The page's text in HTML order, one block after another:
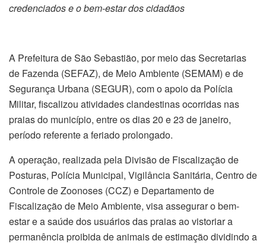
credenciados e o bem-estar dos cidadãos
A Prefeitura de São Sebastião, por meio das Secretarias
de Fazenda (SEFAZ), de Meio Ambiente (SEMAM) e de
Segurança Urbana (SEGUR), com o apoio da Polícia
Militar, fiscalizou atividades clandestinas ocorridas nas
praias do município, entre os dias 20 e 23 de janeiro,
período referente a feriado prolongado.
A operação, realizada pela Divisão de Fiscalização de
Posturas, Polícia Municipal, Vigilância Sanitária, Centro de
Controle de Zoonoses (CCZ) e Departamento de
Fiscalização de Meio Ambiente, visa assegurar o bem-
estar e a saúde dos usuários das praias ao vistoriar a
permanência proibida de animais de estimação dividindo a